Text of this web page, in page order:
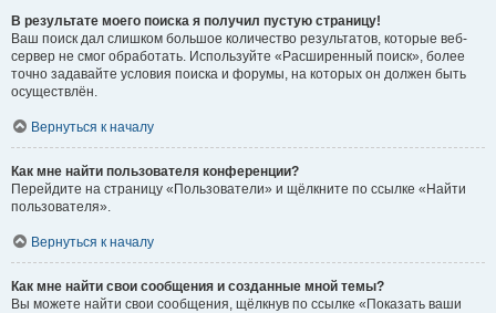
В результате моего поиска я получил пустую страницу!
Ваш поиск дал слишком большое количество результатов, которые веб-
сервер не смог обработать. Используйте «Расширенный поиск», более
точно задавайте условия поиска и форумы, на которых он должен быть
осуществлён.
Вернуться к началу
Как мне найти пользователя конференции?
Перейдите на страницу «Пользователи» и щёлкните по ссылке «Найти
пользователя».
Вернуться к началу
Как мне найти свои сообщения и созданные мной темы?
Вы можете найти свои сообщения, щёлкнув по ссылке «Показать ваши